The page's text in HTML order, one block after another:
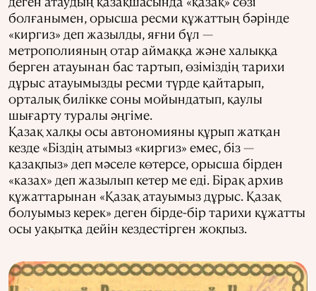
болғанымен, орысша ресми құжаттың бәрінде
«киргиз» деп жазылды, яғни бұл —
метрополияның отар аймаққа және халыққа
берген атауынан бас тартып, өзіміздің тарихи
дұрыс атауымызды ресми түрде қайтарып,
орталық билікке соны мойындатып, қаулы
шығарту туралы әңгіме.
Қазақ халқы осы автономияны құрып жатқан
кезде «Біздің атымыз «киргиз» емес, біз —
қазақпыз» деп мәселе көтерсе, орысша бірден
«казах» деп жазылып кетер ме еді. Бірақ архив
құжаттарынан «Қазақ атауымыз дұрыс. Қазақ
болуымыз керек» деген бірде-бір тарихи құжатты
осы уақытқа дейін кездестірген жоқпыз.